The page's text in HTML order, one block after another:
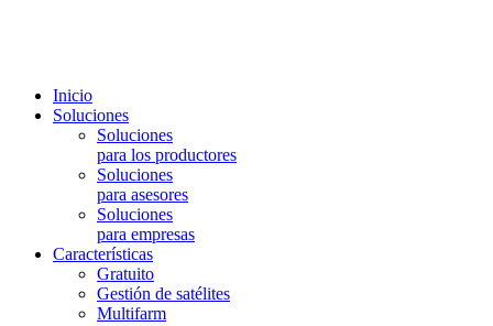
Inicio
Soluciones
Soluciones
para los productores
Soluciones
para asesores
Soluciones
para empresas
Características
Gratuito
Gestión de satélites
Multifarm